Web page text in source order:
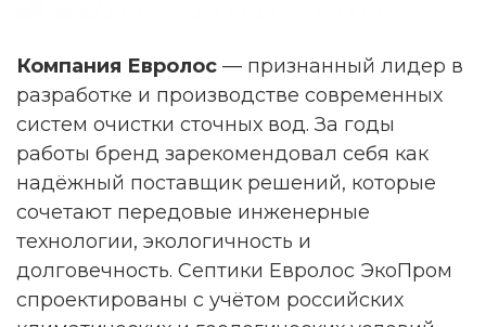
Компания Евролос — признанный лидер в
разработке и производстве современных
систем очистки сточных вод. За годы
работы бренд зарекомендовал себя как
надёжный поставщик решений, которые
сочетают передовые инженерные
технологии, экологичность и
долговечность. Септики Евролос ЭкоПром
спроектированы с учётом российских